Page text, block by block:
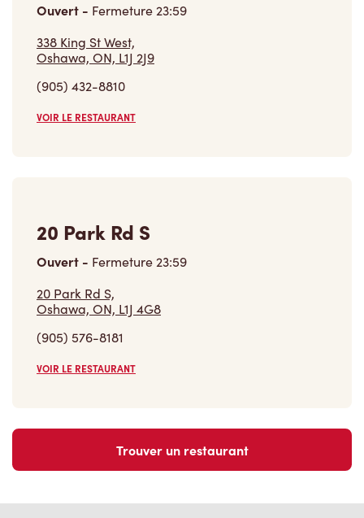
Ouvert - Fermeture23:59
338 King St West,
Oshawa, ON, L1J 2J9
(905) 432-8810
VOIR LE RESTAURANT
20 Park Rd S
Ouvert - Fermeture23:59
20 Park Rd S,
Oshawa, ON, L1J 4G8
(905) 576-8181
VOIR LE RESTAURANT
Trouver un restaurant